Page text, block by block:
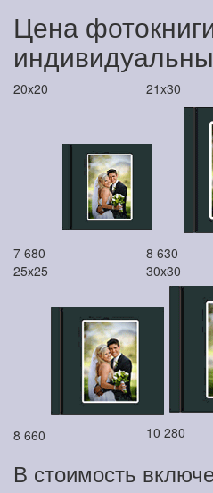
Цена
20x20
7 680
21x30
8 630
25x25
8 660
30x30
10 280
В стоимость